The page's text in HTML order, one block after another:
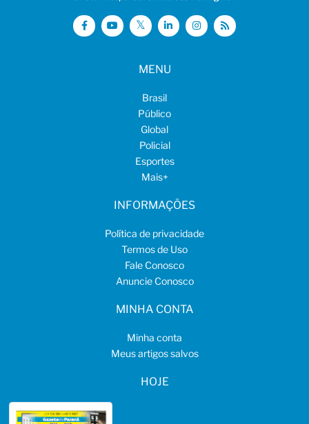
MENU
Brasil
Público
Global
Policial
Esportes
Mais+
INFORMAÇÕES
Política de privacidade
Termos de Uso
Fale Conosco
Anuncie Conosco
MINHA CONTA
Minha conta
Meus artigos salvos
HOJE